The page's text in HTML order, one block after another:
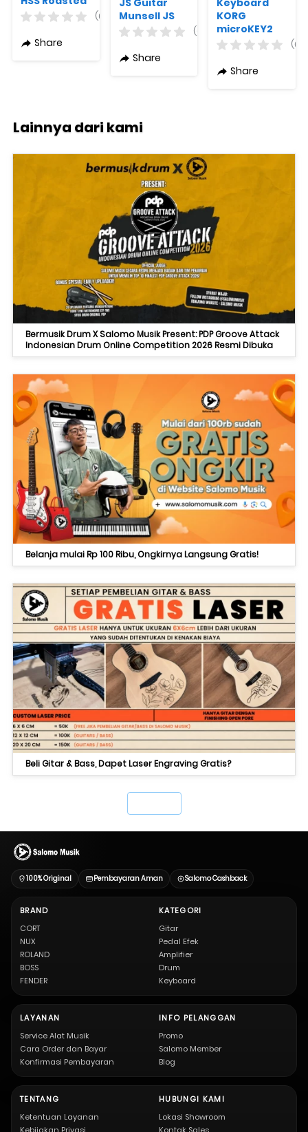
Maple Varian
Original
(0)
Share
JS Guitar
Munsell JS
TL2 Varian
(0)
Share
Keyboard
KORG
microKEY2
61-Key
(0)
Share
Lainnya dari kami
Bermusik Drum X Salomo Musik Present: PDP Groove Attack
Indonesian Drum Online Competition 2026 Resmi Dibuka
Belanja mulai Rp 100 Ribu, Ongkirnya Langsung Gratis!
Beli Gitar & Bass, Dapet Laser Engraving Gratis?
100% Original Pembayaran Aman Salomo Cashback
BRAND
CORT
NUX
ROLAND
BOSS
FENDER
KATEGORI
Gitar
Pedal Efek
Amplifier
Drum
Keyboard
LAYANAN
Service Alat Musik
Cara Order dan Bayar
Konfirmasi Pembayaran
INFO PELANGGAN
Promo
Salomo Member
Blog
TENTANG
Ketentuan Layanan
HUBUNGI KAMI
Lokasi Showroom